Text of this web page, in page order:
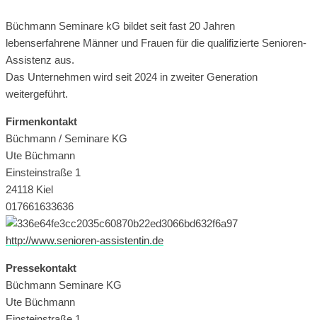
Büchmann Seminare kG bildet seit fast 20 Jahren
lebenserfahrene Männer und Frauen für die qualifizierte Senioren-
Assistenz aus.
Das Unternehmen wird seit 2024 in zweiter Generation
weitergeführt.
Firmenkontakt
Büchmann / Seminare KG
Ute Büchmann
Einsteinstraße 1
24118 Kiel
017661633636
http://www.senioren-assistentin.de
Pressekontakt
Büchmann Seminare KG
Ute Büchmann